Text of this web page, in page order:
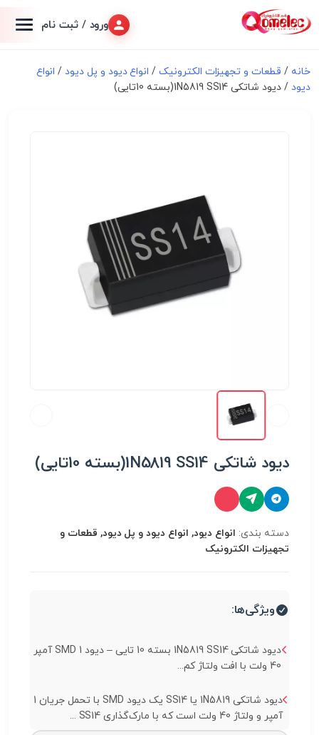
ورود / ثبت نام
خانه / قطعات و تجهیزات الکترونیک/ انواع دیود و پل دیود/ انواع
دیود / دیود شاتکی 1N5819 SS14(بسته 10تایی)
دیود شاتکی 1N5819 SS14(بسته 10تایی)
دسته بندی: انواع دیود, انواع دیود و پل دیود, قطعات و
تجهیزات الکترونیک
ویژگی‌ها:
دیود شاتکی 1N5819 SS14 بسته 10 تایی – دیود SMD 1 آمپر
40 ولت با افت ولتاژ کم...
دیود شاتکی 1N5819 یا SS14 یک دیود SMD با تحمل جریان 1
آمپر و ولتاژ 40 ولت است که با مارک‌گذاری SS14 ...